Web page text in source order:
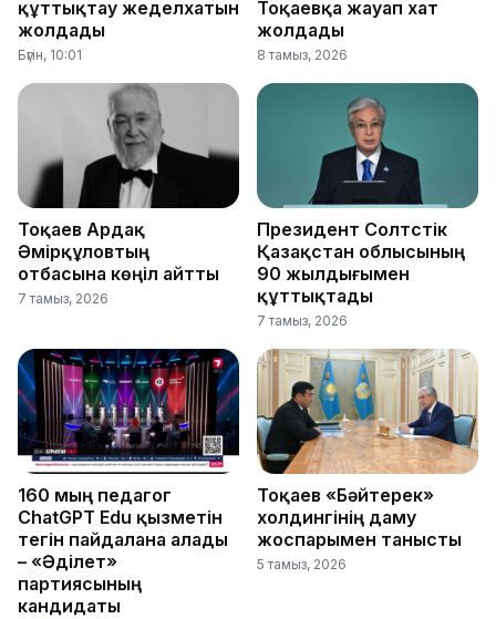
құттықтау жеделхатын
жолдады
Бүгін, 10:01
Тоқаевқа жауап хат
жолдады
8 тамыз, 2026
Тоқаев Ардақ
Әмірқұловтың
отбасына көңіл айтты
7 тамыз, 2026
Президент Солтүстік
Қазақстан облысының
90 жылдығымен
құттықтады
7 тамыз, 2026
160 мың педагог
ChatGPT Edu қызметін
тегін пайдалана алады
– «Әділет»
партиясының
кандидаты
Тоқаев «Бәйтерек»
холдингінің даму
жоспарымен танысты
5 тамыз, 2026